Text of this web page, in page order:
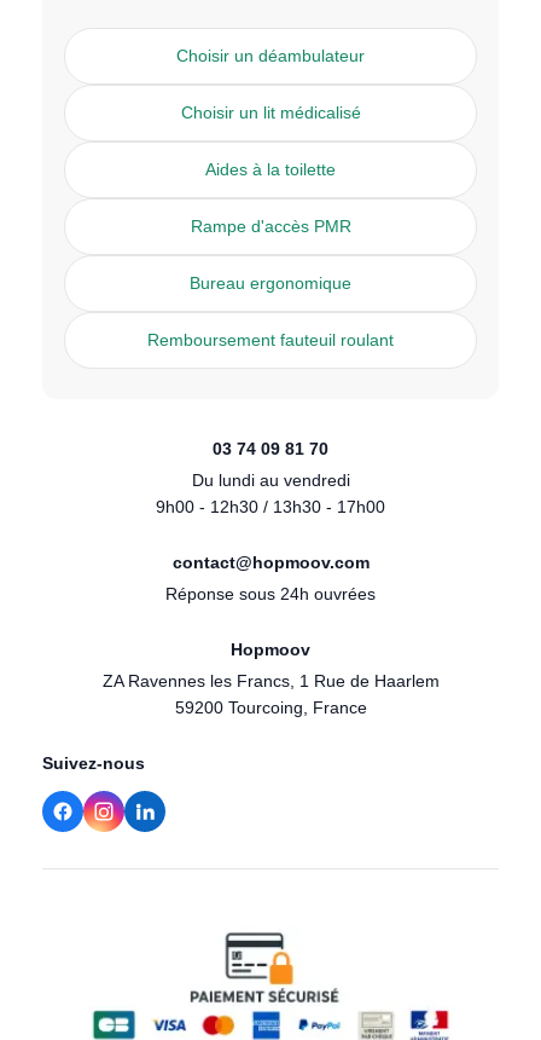
Choisir un déambulateur
Choisir un lit médicalisé
Aides à la toilette
Rampe d'accès PMR
Bureau ergonomique
Remboursement fauteuil roulant
03 74 09 81 70
Du lundi au vendredi
9h00 - 12h30 / 13h30 - 17h00
contact@hopmoov.com
Réponse sous 24h ouvrées
Hopmoov
ZA Ravennes les Francs, 1 Rue de Haarlem
59200 Tourcoing, France
Suivez-nous